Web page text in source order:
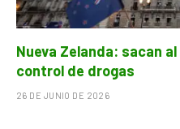
Nueva Zelanda: sacan
control de drogas
26 DE JUNIO DE 2026